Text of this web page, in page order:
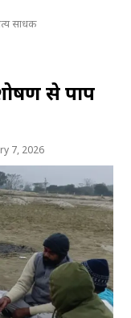
साधक
से पाप
7, 2026